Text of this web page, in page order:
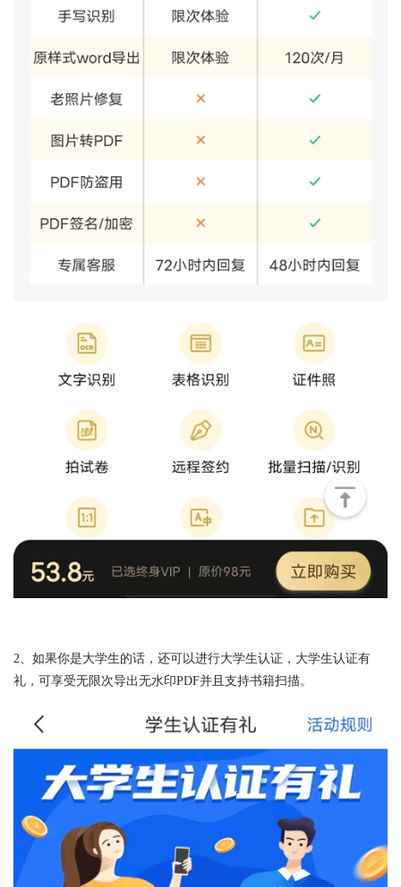
2、如果你是大学生的话，还可以进行大学生认证，大学生认证有
礼，可享受无限次导出无水印PDF并且支持书籍扫描。